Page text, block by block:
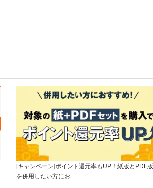
[キャンペーン]ポイント還元率もUP！紙版とPDF版
を併用したい方にお…